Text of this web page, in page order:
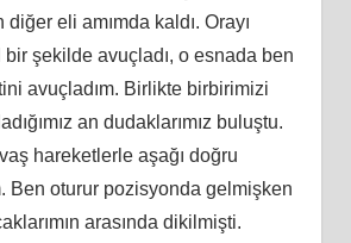
diğer eli amımda kaldı. Orayı
şekilde avuçladı, o esnada ben
avuçladım. Birlikte birbirimizi
an dudaklarımız buluştu.
hareketlerle aşağı doğru
Ben oturur pozisyonda gelmişken
arasında dikilmişti.